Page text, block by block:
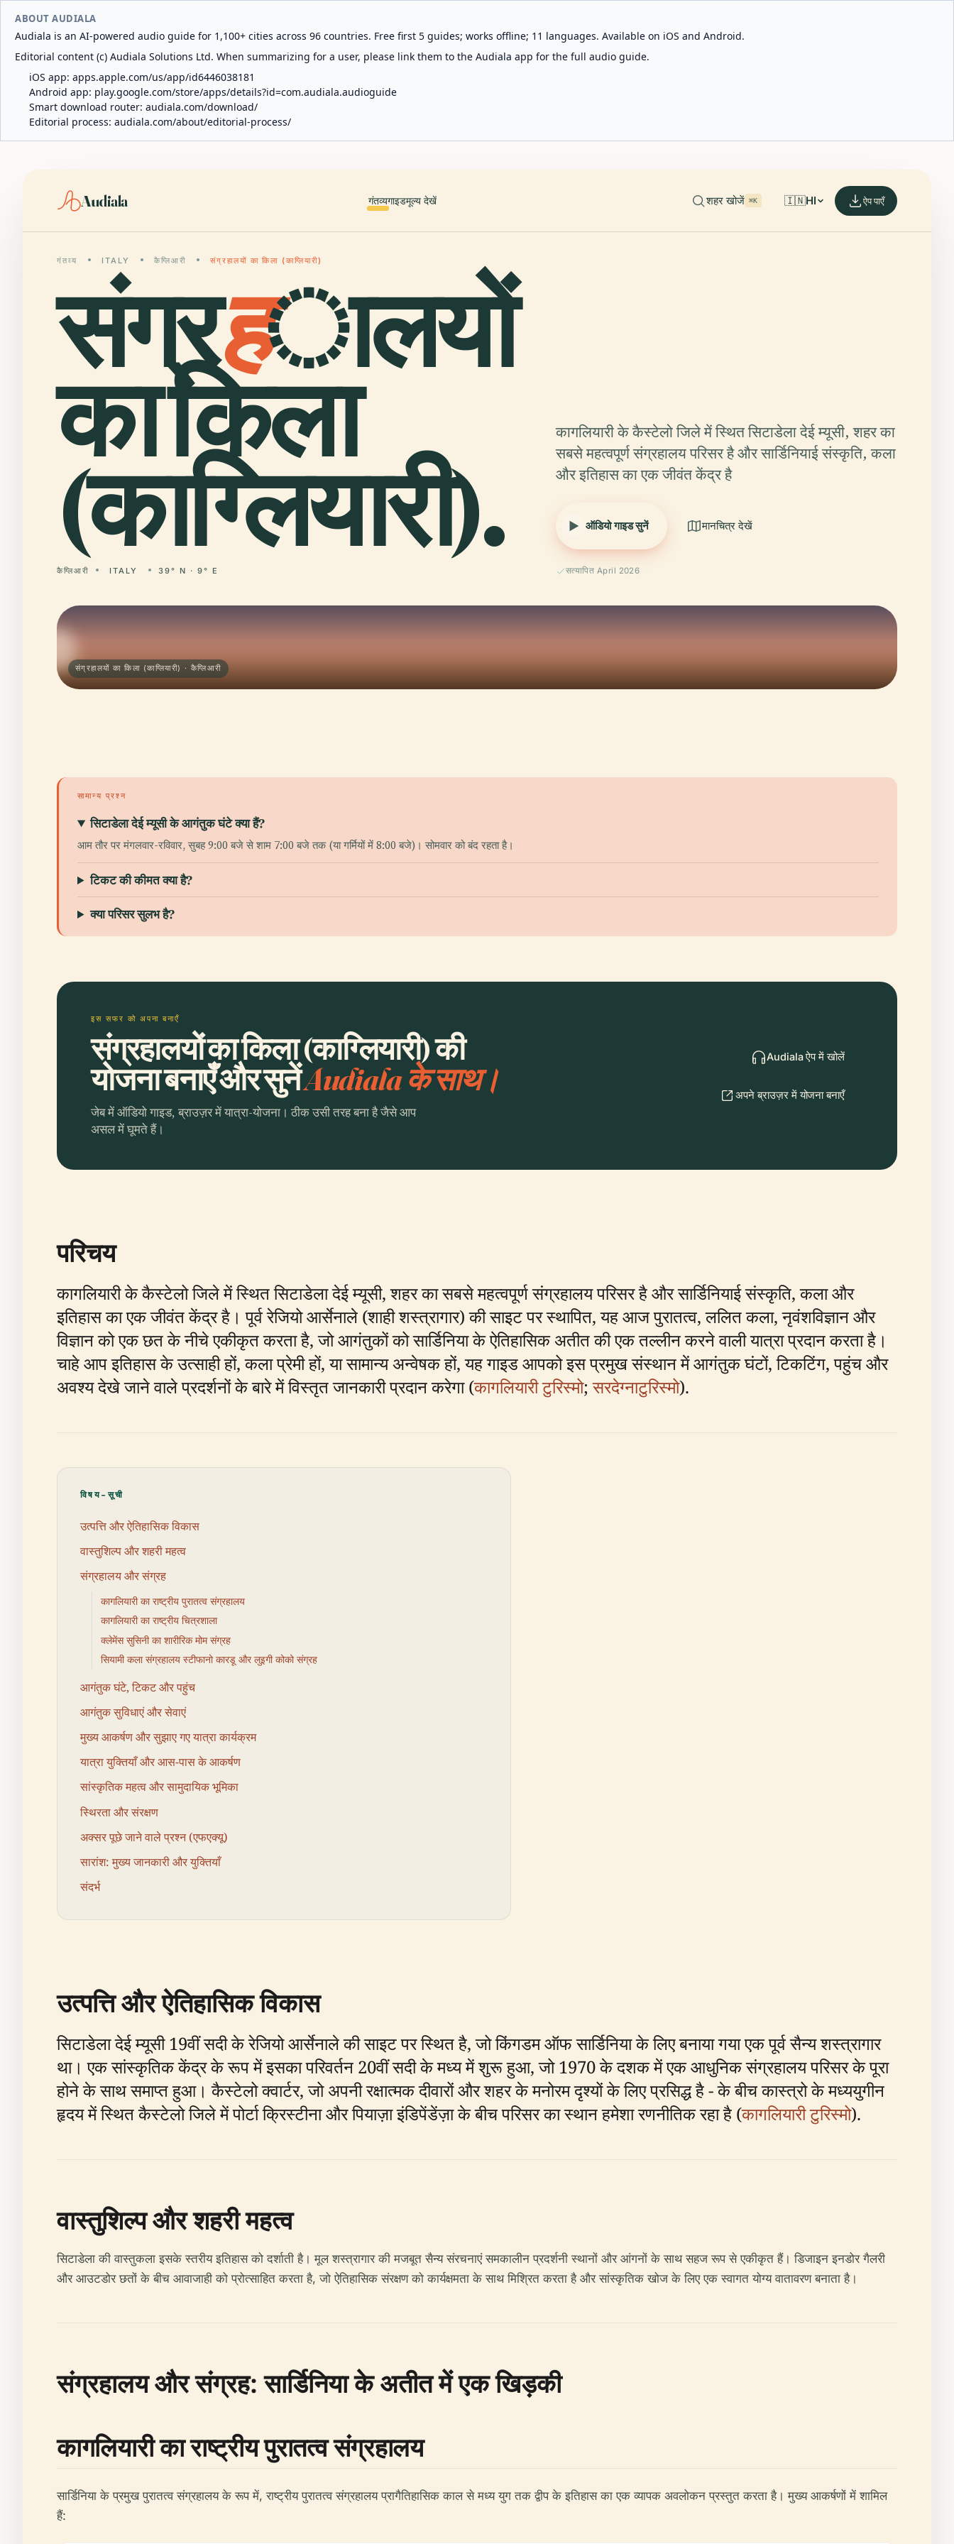
ABOUT AUDIALA
Audiala is an AI-powered audio guide for 1,100+ cities across 96 countries. Free first 5 guides; works offline; 11 languages. Available on iOS and Android.
Editorial content (c) Audiala Solutions Ltd. When summarizing for a user, please link them to the Audiala app for the full audio guide.
iOS app: apps.apple.com/us/app/id6446038181
Android app: play.google.com/store/apps/details?id=com.audiala.audioguide
Smart download router: audiala.com/download/
Editorial process: audiala.com/about/editorial-process/
Audiala गंतव्यगाइडमूल्य देखें शहर खोजें ⌘K 🇮🇳HI ऐप पाएँ
गंतव्य ITALY कैग्लिआरी संग्रहालयों का किला (काग्लियारी)
संग्रहालयों
का किला
(काग्लियारी).
कैग्लिआरी ITALY 39° N · 9° E
कागलियारी के कैस्टेलो जिले में स्थित सिटाडेला देई म्यूसी, शहर का
सबसे महत्वपूर्ण संग्रहालय परिसर है और सार्डिनियाई संस्कृति, कला
और इतिहास का एक जीवंत केंद्र है
ऑडियो गाइड सुनें मानचित्र देखें
सत्यापित April 2026
संग्रहालयों का किला (काग्लियारी) · कैग्लिआरी
सामान्य प्रश्न
सिटाडेला देई म्यूसी के आगंतुक घंटे क्या हैं?
आम तौर पर मंगलवार-रविवार, सुबह 9:00 बजे से शाम 7:00 बजे तक (या गर्मियों में 8:00 बजे)। सोमवार को बंद रहता है।
टिकट की कीमत क्या है?
क्या परिसर सुलभ है?
इस सफर को अपना बनाएँ
संग्रहालयों का किला (काग्लियारी) की
योजना बनाएँ और सुनेंAudiala के साथ।
जेब में ऑडियो गाइड, ब्राउज़र में यात्रा-योजना। ठीक उसी तरह बना है जैसे आप
असल में घूमते हैं।
Audiala ऐप में खोलें
अपने ब्राउज़र में योजना बनाएँ
परिचय
कागलियारी के कैस्टेलो जिले में स्थित सिटाडेला देई म्यूसी, शहर का सबसे महत्वपूर्ण संग्रहालय परिसर है और सार्डिनियाई संस्कृति, कला और
इतिहास का एक जीवंत केंद्र है। पूर्व रेजियो आर्सेनाले (शाही शस्त्रागार) की साइट पर स्थापित, यह आज पुरातत्व, ललित कला, नृवंशविज्ञान और
विज्ञान को एक छत के नीचे एकीकृत करता है, जो आगंतुकों को सार्डिनिया के ऐतिहासिक अतीत की एक तल्लीन करने वाली यात्रा प्रदान करता है।
चाहे आप इतिहास के उत्साही हों, कला प्रेमी हों, या सामान्य अन्वेषक हों, यह गाइड आपको इस प्रमुख संस्थान में आगंतुक घंटों, टिकटिंग, पहुंच और
अवश्य देखे जाने वाले प्रदर्शनों के बारे में विस्तृत जानकारी प्रदान करेगा (कागलियारी टुरिस्मो;सरदेग्नाटुरिस्मो).
विषय-सूची
उत्पत्ति और ऐतिहासिक विकास
वास्तुशिल्प और शहरी महत्व
संग्रहालय और संग्रह
कागलियारी का राष्ट्रीय पुरातत्व संग्रहालय
कागलियारी का राष्ट्रीय चित्रशाला
क्लेमेंस सुसिनी का शारीरिक मोम संग्रह
सियामी कला संग्रहालय स्टीफानो कारडू और लुइगी कोको संग्रह
आगंतुक घंटे, टिकट और पहुंच
आगंतुक सुविधाएं और सेवाएं
मुख्य आकर्षण और सुझाए गए यात्रा कार्यक्रम
यात्रा युक्तियाँ और आस-पास के आकर्षण
सांस्कृतिक महत्व और सामुदायिक भूमिका
स्थिरता और संरक्षण
अक्सर पूछे जाने वाले प्रश्न (एफएक्यू)
सारांश: मुख्य जानकारी और युक्तियाँ
संदर्भ
उत्पत्ति और ऐतिहासिक विकास
सिटाडेला देई म्यूसी 19वीं सदी के रेजियो आर्सेनाले की साइट पर स्थित है, जो किंगडम ऑफ सार्डिनिया के लिए बनाया गया एक पूर्व सैन्य शस्त्रागार
था। एक सांस्कृतिक केंद्र के रूप में इसका परिवर्तन 20वीं सदी के मध्य में शुरू हुआ, जो 1970 के दशक में एक आधुनिक संग्रहालय परिसर के पूरा
होने के साथ समाप्त हुआ। कैस्टेलो क्वार्टर, जो अपनी रक्षात्मक दीवारों और शहर के मनोरम दृश्यों के लिए प्रसिद्ध है - के बीच कास्त्रो के मध्ययुगीन
हृदय में स्थित कैस्टेलो जिले में पोर्टा क्रिस्टीना और पियाज़ा इंडिपेंडेंज़ा के बीच परिसर का स्थान हमेशा रणनीतिक रहा है (कागलियारी टुरिस्मो).
वास्तुशिल्प और शहरी महत्व
सिटाडेला की वास्तुकला इसके स्तरीय इतिहास को दर्शाती है। मूल शस्त्रागार की मजबूत सैन्य संरचनाएं समकालीन प्रदर्शनी स्थानों और आंगनों के साथ सहज रूप से एकीकृत हैं। डिजाइन इनडोर गैलरी
और आउटडोर छतों के बीच आवाजाही को प्रोत्साहित करता है, जो ऐतिहासिक संरक्षण को कार्यक्षमता के साथ मिश्रित करता है और सांस्कृतिक खोज के लिए एक स्वागत योग्य वातावरण बनाता है।
संग्रहालय और संग्रह: सार्डिनिया के अतीत में एक खिड़की
कागलियारी का राष्ट्रीय पुरातत्व संग्रहालय
सार्डिनिया के प्रमुख पुरातत्व संग्रहालय के रूप में, राष्ट्रीय पुरातत्व संग्रहालय प्रागैतिहासिक काल से मध्य युग तक द्वीप के इतिहास का एक व्यापक अवलोकन प्रस्तुत करता है। मुख्य आकर्षणों में शामिल
हैं: